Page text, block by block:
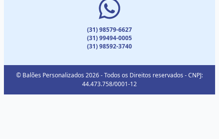
(31) 98579-6627
(31) 99494-0005
(31) 98592-3740
© Balões Personalizados 2026 - Todos os Direitos reservados - CNPJ:
44.473.758/0001-12